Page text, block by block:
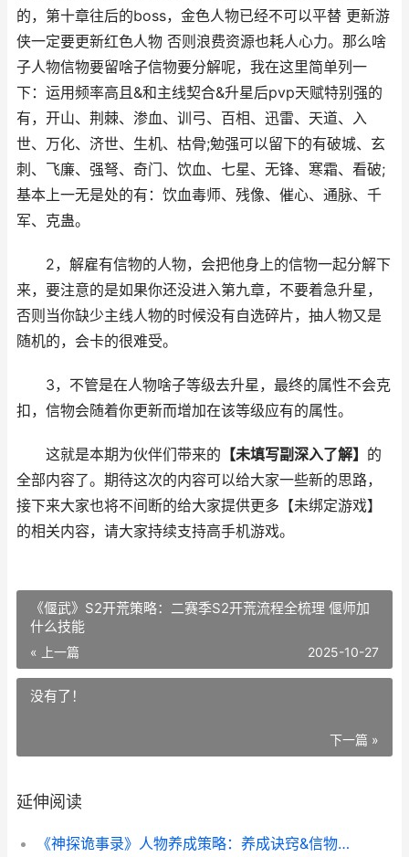
的，第十章往后的boss，金色人物已经不可以平替 更新游
侠一定要更新红色人物 否则浪费资源也耗人心力。那么啥
子人物信物要留啥子信物要分解呢，我在这里简单列一
下：运用频率高且&和主线契合&升星后pvp天赋特别强的
有，开山、荆棘、渗血、训弓、百相、迅雷、天道、入
世、万化、济世、生机、枯骨;勉强可以留下的有破城、玄
刺、飞廉、强弩、奇门、饮血、七星、无锋、寒霜、看破;
基本上一无是处的有：饮血毒师、残像、催心、通脉、千
军、克蛊。
2，解雇有信物的人物，会把他身上的信物一起分解下
来，要注意的是如果你还没进入第九章，不要着急升星，
否则当你缺少主线人物的时候没有自选碎片，抽人物又是
随机的，会卡的很难受。
3，不管是在人物啥子等级去升星，最终的属性不会克
扣，信物会随着你更新而增加在该等级应有的属性。
这就是本期为伙伴们带来的 【未填写副深入了解】 的
全部内容了。期待这次的内容可以给大家一些新的思路，
接下来大家也将不间断的给大家提供更多【未绑定游戏】
的相关内容，请大家持续支持高手机游戏。
《偃武》S2开荒策略：二赛季S2开荒流程全梳理 偃师加
什么技能
« 上一篇 2025-10-27
没有了！
下一篇 »
延伸阅读
《神探诡事录》人物养成策略：养成诀窍&信物分解策略 神探诡事录蛊母之血怎么获得